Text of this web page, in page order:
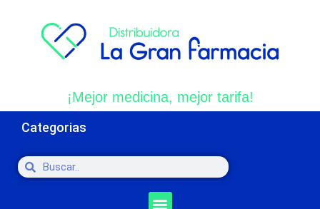
¡Mejor medicina, mejor tarifa!
Categorias